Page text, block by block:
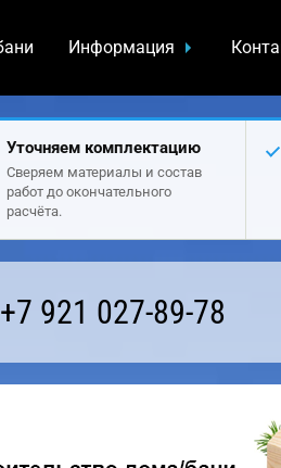
Информация
Уточняем комплектацию
Сверяем материалы и состав
работ до окончательного
расчёта.
+7 921 027-89-78